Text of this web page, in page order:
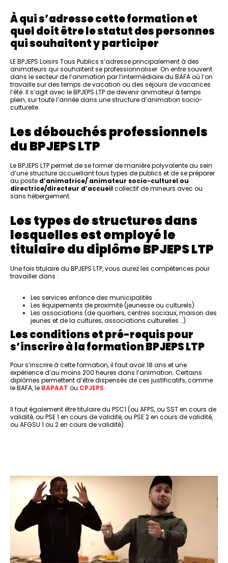
À qui s’adresse cette formation et
quel doit être le statut des personnes
qui souhaitent y participer
LE BPJEPS Loisirs Tous Publics s’adresse principalement à des
animateurs qui souhaitent se professionnaliser. On entre souvent
dans le secteur de l’animation par l’intermédiaire du BAFA où l’on
travaille sur des temps de vacation ou des séjours de vacances
l’été. Il s’agit avec le BPJEPS LTP de devenir animateur à temps
plein, sur toute l’année dans une structure d’animation socio-
culturelle.
Les débouchés professionnels
du BPJEPS LTP
Le BPJEPS LTP permet de se former de manière polyvalente au sein
d’une structure accueillant tous types de publics et de se préparer
au poste d’animatrice/ animateur socio-culturel ou
directrice/directeur d’accueilcollectif de mineurs avec ou
sans hébergement.
Les types de structures dans
lesquelles est employé le
titulaire du diplôme BPJEPS LTP
Une fois titulaire du BPJEPS LTP, vous aurez les compétences pour
travailler dans :
Les services enfance des municipalités
Les équipements de proximité (jeunesse ou culturels)
Les associations (de quartiers, centres sociaux, maison des
jeunes et de la cultures, associations culturelles …)
Les conditions et pré-requis pour
s’inscrire à la formation BPJEPS LTP
Pour s’inscrire à cette formation, il faut avoir 18 ans et une
expérience d’au moins 200 heures dans l’animation. Certains
diplômes permettent d’être dispensés de ces justificatifs, comme
le BAFA, le BAPAAT ou CPJEPS.
Il faut également être titulaire du PSC1 (ou AFPS, ou SST en cours de
validité, ou PSE 1 en cours de validité, ou PSE 2 en cours de validité,
ou AFGSU 1 ou 2 en cours de validité).